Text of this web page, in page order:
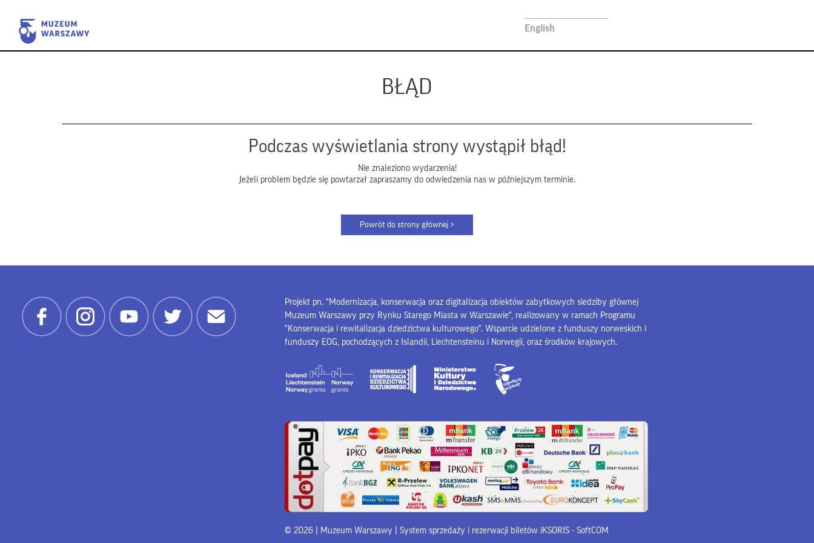
English
BŁĄD
Podczas wyświetlania strony wystąpił błąd!
Nie znaleziono wydarzenia!
Jeżeli problem będzie się powtarzał zapraszamy do odwiedzenia nas w późniejszym terminie.
Projekt pn. "Modernizacja, konserwacja oraz digitalizacja obiektów zabytkowych siedziby głównej
Muzeum Warszawy przy Rynku Starego Miasta w Warszawie", realizowany w ramach Programu
"Konserwacja i rewitalizacja dziedzictwa kulturowego". Wsparcie udzielone z funduszy norweskich i
funduszy EOG, pochodzących z Islandii, Liechtensteinu i Norwegii, oraz środków krajowych.
© 2026 | Muzeum Warszawy | System sprzedaży i rezerwacji biletów iKSORIS- SoftCOM